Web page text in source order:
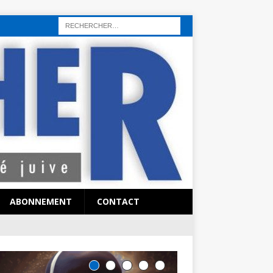
sex hattı telefonda seks numara
ABONNEMENT CONTACT